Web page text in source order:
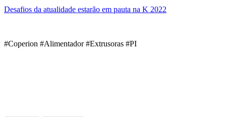
Desafios da atualidade estarão em pauta na K 2022
#Coperion #Alimentador #Extrusoras #PI